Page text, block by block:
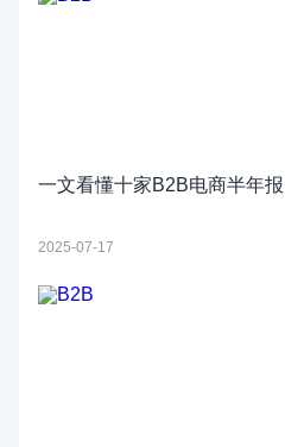
一文看懂十家B2B电商半年
2025-07-17